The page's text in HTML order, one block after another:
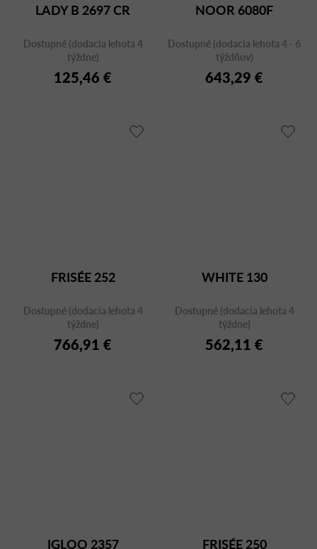
LADY B 2697 CR
Dostupné (dodacia lehota 4
týždne)
125,46 €
NOOR 6080F
Dostupné (dodacia lehota 4 - 6
týždňov)
643,29 €
FRISÉE 252
Dostupné (dodacia lehota 4
týždne)
766,91 €
WHITE 130
Dostupné (dodacia lehota 4
týždne)
562,11 €
IGLOO 2357 FRISÉE 250